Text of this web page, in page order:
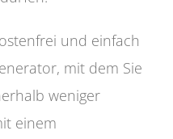
und einfach
mit dem Sie
weniger
einem